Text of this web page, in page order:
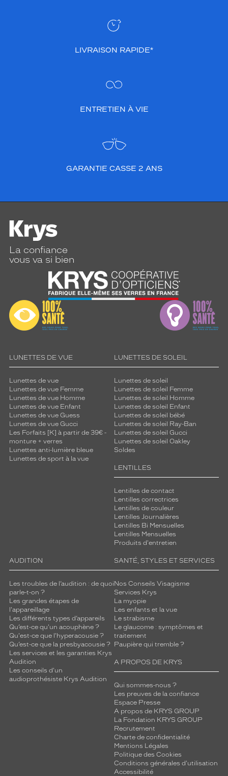
LIVRAISON RAPIDE*
ENTRETIEN À VIE
GARANTIE CASSE 2 ANS
La confiance
vous va si bien
LUNETTES DE VUE
Lunettes de vue
Lunettes de vue Femme
Lunettes de vue Homme
Lunettes de vue Enfant
Lunettes de vue Guess
Lunettes de vue Gucci
Les Forfaits [K] à partir de 39€ -
monture + verres
Lunettes anti-lumière bleue
Lunettes de sport à la vue
LUNETTES DE SOLEIL
Lunettes de soleil
Lunettes de soleil Femme
Lunettes de soleil Homme
Lunettes de soleil Enfant
Lunettes de soleil bébé
Lunettes de soleil Ray-Ban
Lunettes de soleil Gucci
Lunettes de soleil Oakley
Soldes
LENTILLES
Lentilles de contact
Lentilles correctrices
Lentilles de couleur
Lentilles Journalières
Lentilles Bi Mensuelles
Lentilles Mensuelles
Produits d'entretien
AUDITION
Les troubles de l’audition : de quoi
parle-t-on ?
Les grandes étapes de
l'appareillage
Les différents types d’appareils
Qu’est-ce qu'un acouphène ?
Qu'est-ce que l'hyperacousie ?
Qu’est-ce que la presbyacousie ?
Les services et les garanties Krys
Audition
Les conseils d'un
audioprothésiste Krys Audition
SANTÉ, STYLES ET SERVICES
Nos Conseils Visagisme
Services Krys
La myopie
Les enfants et la vue
Le strabisme
Le glaucome : symptômes et
traitement
Paupière qui tremble ?
A PROPOS DE KRYS
Qui sommes-nous ?
Les preuves de la confiance
Espace Presse
A propos de KRYS GROUP
La Fondation KRYS GROUP
Recrutement
Charte de confidentialité
Mentions Légales
Politique des Cookies
Conditions générales d'utilisation
Accessibilité